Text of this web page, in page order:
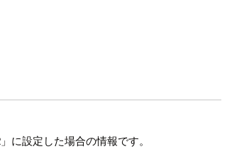
に設定した場合の情報です。